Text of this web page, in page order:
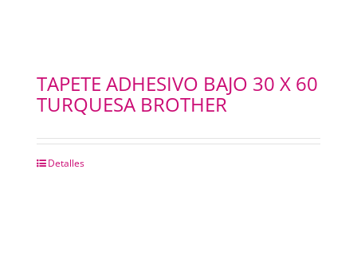
TAPETE ADHESIVO BAJO 30 X 60
TURQUESA BROTHER
Detalles